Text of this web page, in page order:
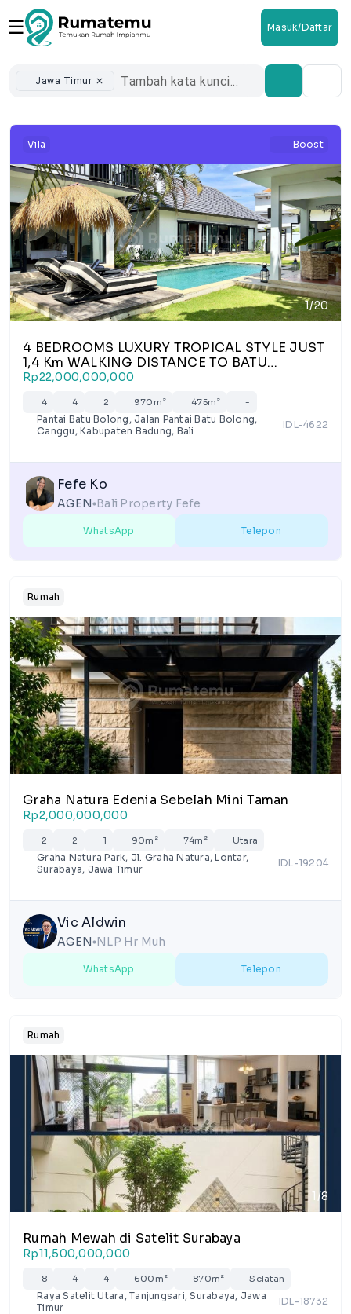
☰ Masuk/Daftar
Jawa Timur close
Vila Boost
1/20
4 BEDROOMS LUXURY TROPICAL STYLE JUST
1,4 Km WALKING DISTANCE TO BATU
BOLONG BEACH - CANGGU
Rp22,000,000,000
4 4 2 970m² 475m² -
Pantai Batu Bolong, Jalan Pantai Batu Bolong,
Canggu, Kabupaten Badung, Bali
IDL-4622
Fefe Ko
AGEN lens Bali Property Fefe
WhatsApp Telepon
Rumah
Graha Natura Edenia Sebelah Mini Taman
Rp2,000,000,000
2 2 1 90m² 74m² Utara
Graha Natura Park, Jl. Graha Natura, Lontar,
Surabaya, Jawa Timur
IDL-19204
Vic Aldwin
AGEN lens NLP Hr Muh
WhatsApp Telepon
Rumah
1/8
Rumah Mewah di Satelit Surabaya
Rp11,500,000,000
8 4 4 600m² 870m² Selatan
Raya Satelit Utara, Tanjungsari, Surabaya, Jawa
Timur
IDL-18732